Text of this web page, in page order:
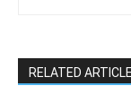
RELATED